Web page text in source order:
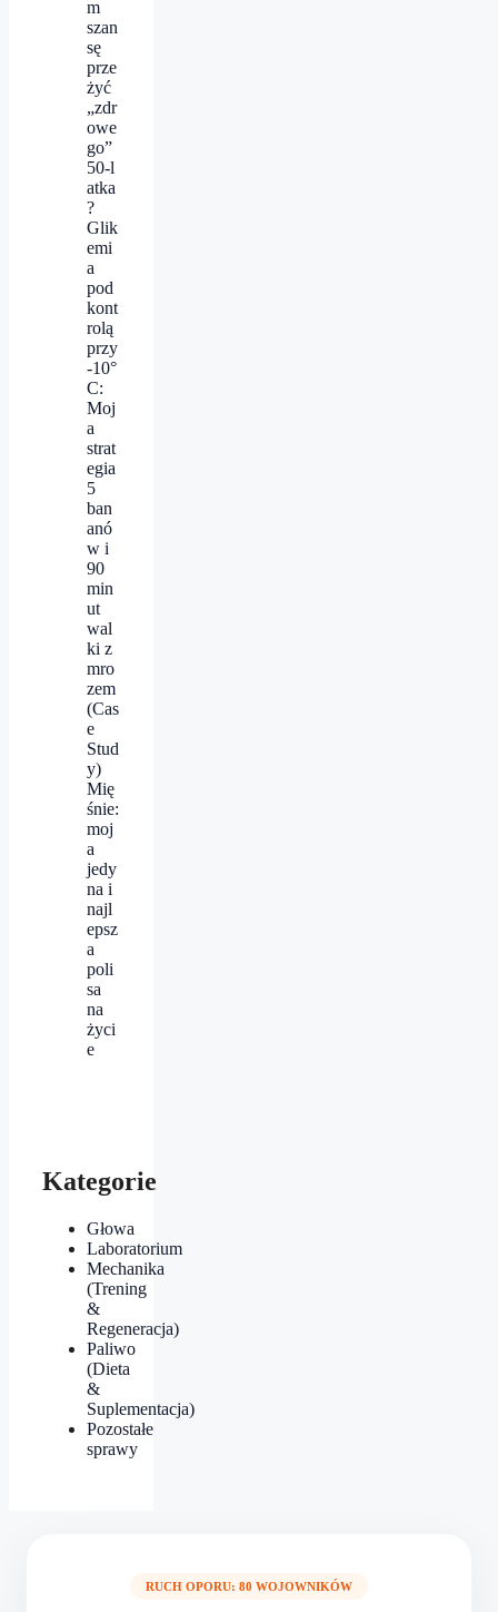
m
szan
sę
prze
żyć
„zdr
owe
go”
50‑l
atka
?
Glik
emi
a
pod
kont
rolą
przy
-10°
C:
Moj
a
strat
egia
5
ban
anó
w i
90
min
ut
wal
ki z
mro
zem
(Cas
e
Stud
y)
Mię
śnie:
moj
a
jedy
na i
najl
epsz
a
poli
sa
na
życi
e
Kategorie
Głowa
Laboratorium
Mechanika
(Trening
&
Regeneracja)
Paliwo
(Dieta
&
Suplementacja)
Pozostałe
sprawy
RUCH OPORU: 80 WOJOWNIKÓW